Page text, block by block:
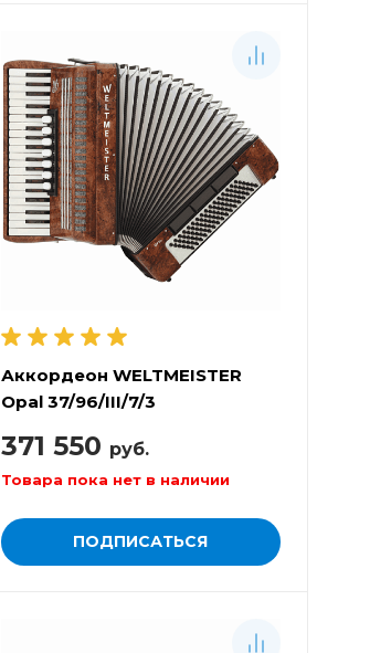
Аккордеон WELTMEISTER
Opal 37/96/III/7/3
371 550 руб.
Товара пока нет в наличии
ПОДПИСАТЬСЯ